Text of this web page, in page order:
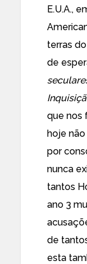
E.U.A.,
terras
de
que nos
hoje
por
nunca
tantos
ano 3
de
esta